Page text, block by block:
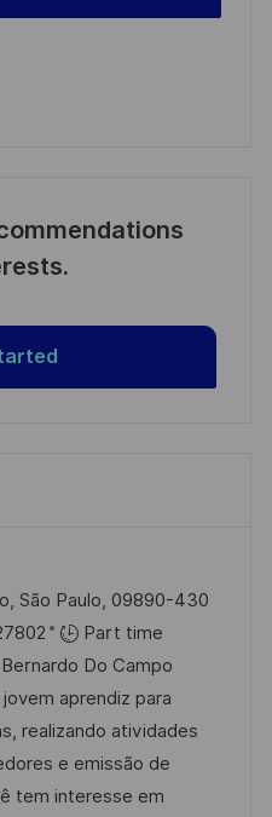
São Paulo, 09890-430
Part time
Do Campo
aprendiz para
realizando atividades
e emissão de
tem interesse em